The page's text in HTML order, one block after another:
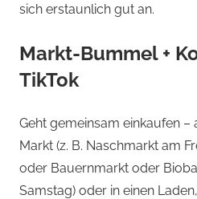
sich erstaunlich gut an.
Markt-Bummel +
TikTok
Geht gemeinsam einkaufen –
Markt (z. B. Naschmarkt am
oder Bauernmarkt oder
Samstag) oder in einen